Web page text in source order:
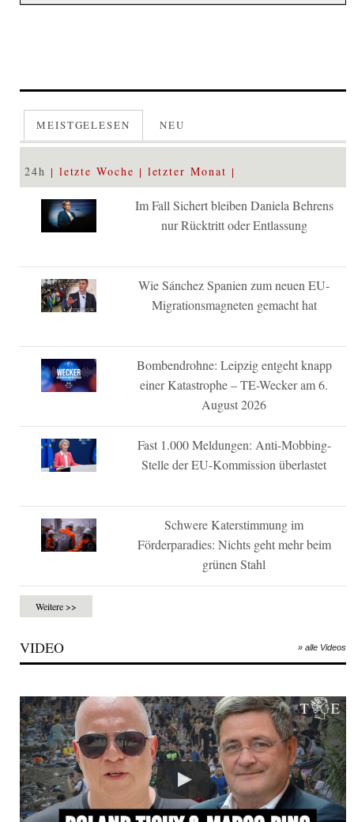
MEISTGELESEN NEU
24h letzte Woche letzter Monat
Im Fall Sichert bleiben Daniela Behrens
nur Rücktritt oder Entlassung
Wie Sánchez Spanien zum neuen EU-
Migrationsmagneten gemacht hat
Bombendrohne: Leipzig entgeht knapp
einer Katastrophe – TE-Wecker am 6.
August 2026
Fast 1.000 Meldungen: Anti-Mobbing-
Stelle der EU-Kommission überlastet
Schwere Katerstimmung im
Förderparadies: Nichts geht mehr beim
grünen Stahl
Weitere >>
VIDEO » alle Videos